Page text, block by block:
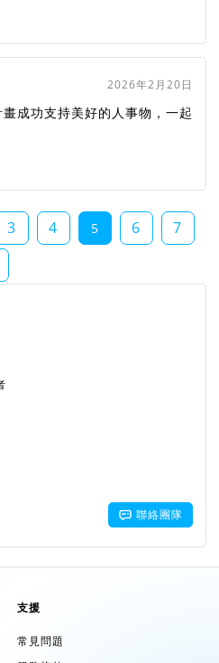
2026年2月20日
成功支持美好的人事物，一起
3 4 5 6
7
聯絡團隊
支援
常見問題